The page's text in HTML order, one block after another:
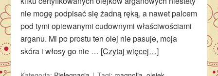
nie mogę podpisać się żadną ręką, a nawet palcem
pod tymi opiewanymi cudownymi właściwościami
arganu. Mi po prostu ten olej nie pasuje, moja
skóra i włosy go nie … [Czytaj więcej…]